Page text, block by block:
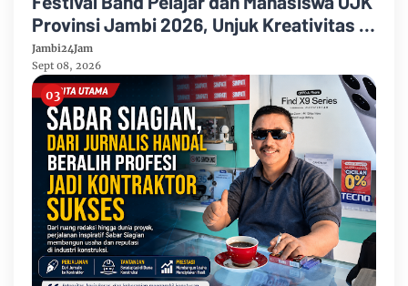
Provinsi Jambi 2026, Unjuk Kreativitas di
Taman Banjuran Budayo, Spontaneus
Band Raih Juara 2
Jambi24Jam
Sept 08, 2026